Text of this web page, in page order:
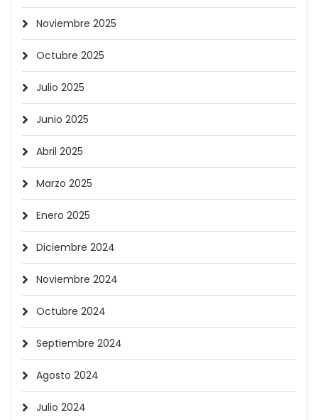
Noviembre 2025
Octubre 2025
Julio 2025
Junio 2025
Abril 2025
Marzo 2025
Enero 2025
Diciembre 2024
Noviembre 2024
Octubre 2024
Septiembre 2024
Agosto 2024
Julio 2024